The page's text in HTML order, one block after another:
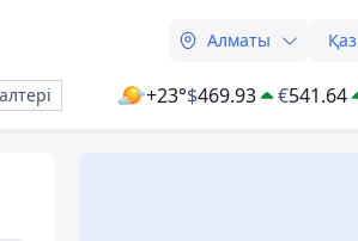
Алматы Қаз
+23°$469.93 €541.64